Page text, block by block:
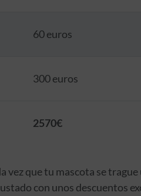
60 euros
300 euros
2570€
vez que tu mascota se
con unos descuentos